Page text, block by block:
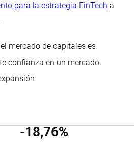
para la estrategia FinTech a
mercado de capitales es
confianza en un mercado
-18,76%